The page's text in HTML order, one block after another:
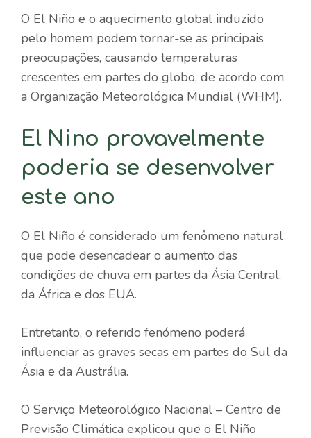
O El Niño e o aquecimento global induzido
pelo homem podem tornar-se as principais
preocupações, causando temperaturas
crescentes em partes do globo, de acordo com
a Organização Meteorológica Mundial (WHM).
El Nino provavelmente
poderia se desenvolver
este ano
O El Niño é considerado um fenômeno natural
que pode desencadear o aumento das
condições de chuva em partes da Ásia Central,
da África e dos EUA.
Entretanto, o referido fenómeno poderá
influenciar as graves secas em partes do Sul da
Ásia e da Austrália.
O Serviço Meteorológico Nacional – Centro de
Previsão Climática explicou que o El Niño